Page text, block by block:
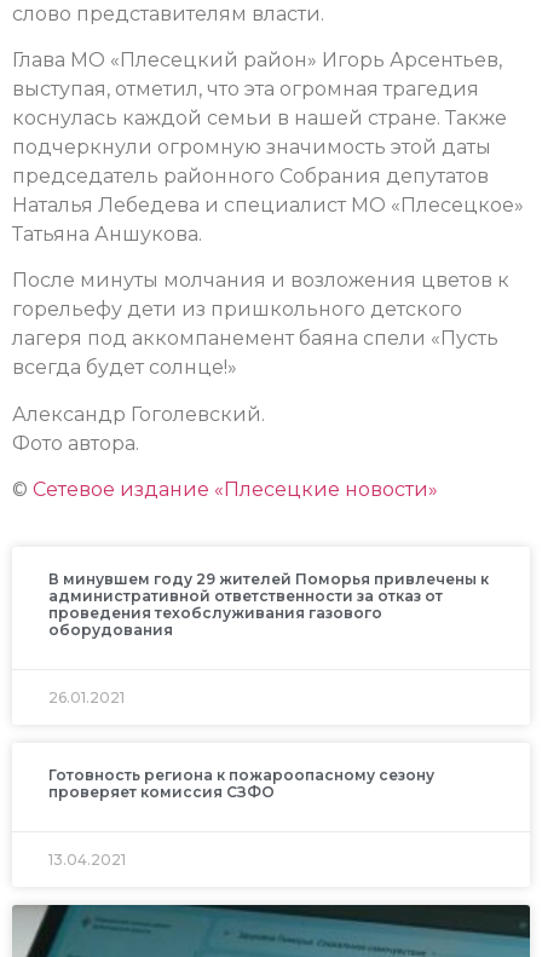
слово представителям власти.
Глава МО «Плесецкий район» Игорь Арсентьев,
выступая, отметил, что эта огромная трагедия
коснулась каждой семьи в нашей стране. Также
подчеркнули огромную значимость этой даты
председатель районного Собрания депутатов
Наталья Лебедева и специалист МО «Плесецкое»
Татьяна Аншукова.
После минуты молчания и возложения цветов к
горельефу дети из пришкольного детского
лагеря под аккомпанемент баяна спели «Пусть
всегда будет солнце!»
Александр Гоголевский.
Фото автора.
© Сетевое издание «Плесецкие новости»
В минувшем году 29 жителей Поморья привлечены к
административной ответственности за отказ от
проведения техобслуживания газового
оборудования
26.01.2021
Готовность региона к пожароопасному сезону
проверяет комиссия СЗФО
13.04.2021